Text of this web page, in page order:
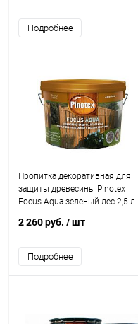
Подробнее
Пропитка декоративная для
защиты древесины Pinotex
Focus Aqua зеленый лес 2,5 л.
2 260 руб. / шт
Подробнее